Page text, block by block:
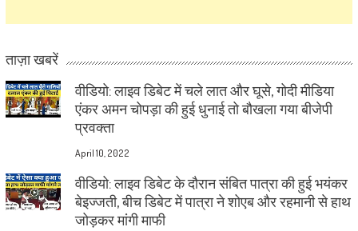
ताज़ा खबरें
वीडियो: लाइव डिबेट में चले लात और घूसे, गोदी मीडिया
एंकर अमन चोपड़ा की हुई धुनाई तो बौखला गया बीजेपी
प्रवक्ता
April 10, 2022
वीडियो: लाइव डिबेट के दौरान संबित पात्रा की हुई भयंकर
बेइज्जती, बीच डिबेट में पात्रा ने शोएब और रहमानी से हाथ
जोड़कर मांगी माफी